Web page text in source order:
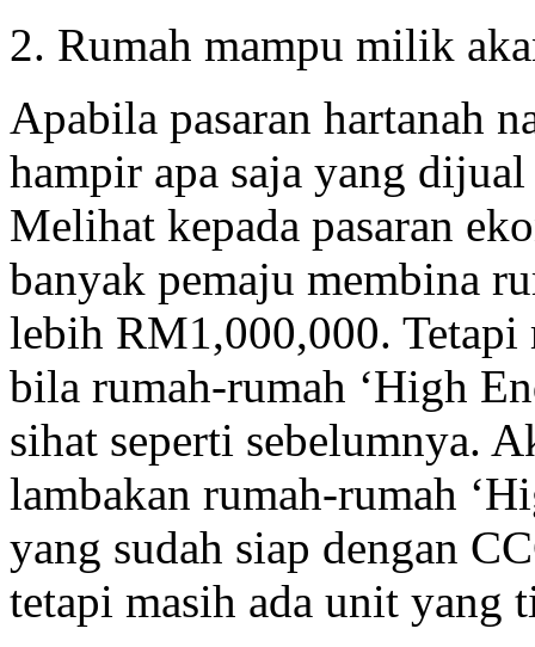
2. Rumah mampu milik
Apabila pasaran hartanah
hampir apa saja yang
Melihat kepada pasaran
banyak pemaju membina
lebih RM1,000,000. Tetapi
bila rumah-rumah ‘High
sihat seperti sebelumnya.
lambakan rumah-rumah
yang sudah siap dengan
tetapi masih ada unit yang